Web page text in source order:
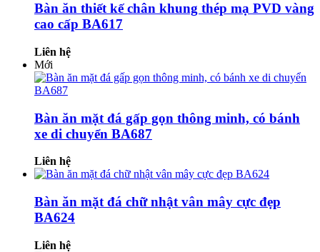
Bàn ăn thiết kế chân khung thép mạ PVD vàng
cao cấp BA617
Liên hệ
Mới
Bàn ăn mặt đá gấp gọn thông minh, có bánh
xe di chuyển BA687
Liên hệ
Bàn ăn mặt đá chữ nhật vân mây cực đẹp
BA624
Liên hệ